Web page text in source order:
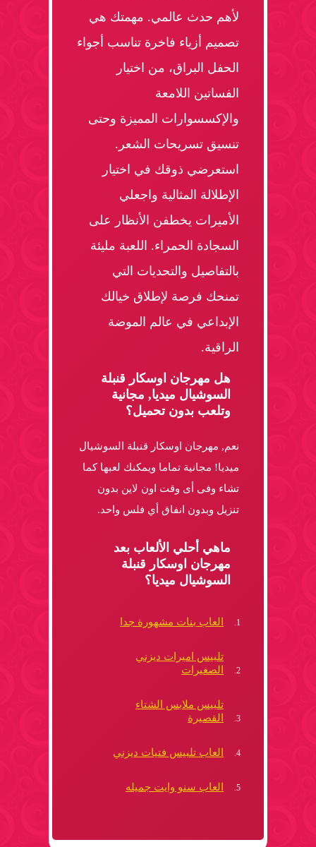
لأهم حدث عالمي. مهمتك هي
تصميم أزياء فاخرة تناسب أجواء
الحفل البراق، من اختيار
الفساتين اللامعة
والإكسسوارات المميزة وحتى
تنسيق تسريحات الشعر.
استعرضي ذوقك في اختيار
الإطلالة المثالية واجعلي
الأميرات يخطفن الأنظار على
السجادة الحمراء. اللعبة مليئة
بالتفاصيل والتحديات التي
تمنحك فرصة لإطلاق خيالك
الإبداعي في عالم الموضة
الراقية.
هل مهرجان اوسكار قنبلة
السوشيال ميديا, مجانية
وتلعب بدون تحميل؟
نعم, مهرجان اوسكار قنبلة السوشيال
ميديا! مجانية تماما ويمكنك لعبها كما
تشاء وفى أى وقت اون لاين بدون
تنزيل وبدون انفاق أي فلس واحد.
ماهي أحلي الألعاب بعد
مهرجان اوسكار قنبلة
السوشيال ميديا؟
العاب بنات مشهورة جدا
تلبيس اميرات ديزني
الصغيرات
تلبيس ملابس الشتاء
القصيرة
العاب تلبيس فتيات ديزني
العاب سنو وايت جميله